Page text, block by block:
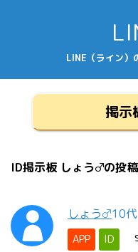
LINE（ライン）
掲示
ID掲示板 しょう♂の投稿
しょう♂10代
APP ID